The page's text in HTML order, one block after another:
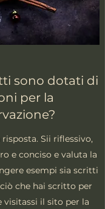
sono dotati di
per la
Sii riflessivo,
e conciso e valuta la
esempi sia scritti
che hai scritto per
visitassi il sito per la